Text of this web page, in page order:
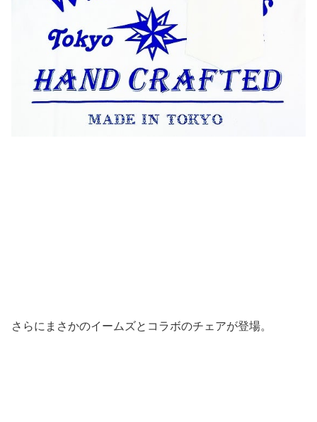
さらにまさかのイームズとコラボのチェアが登場。